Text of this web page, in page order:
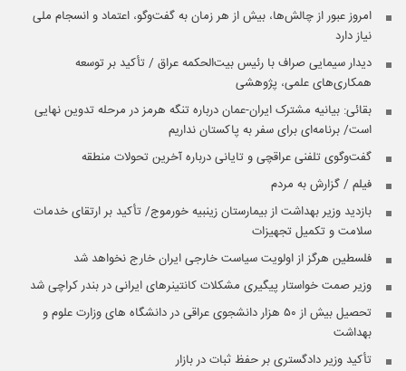
امروز عبور از چالش‌ها، بیش از هر زمان به گفت‌وگو، اعتماد و انسجام ملی
نیاز دارد
دیدار سیمایی صراف با رئیس بیت‌الحکمه عراق / تأکید بر توسعه
همکاری‌های علمی، پژوهشی
بقائی: بیانیه مشترک ایران-عمان درباره تنگه هرمز در مرحله تدوین نهایی
است/ برنامه‌ای برای سفر به پاکستان نداریم
گفت‌وگوی تلفنی عراقچی و تایانی درباره آخرین تحولات منطقه
فیلم / گزارش به مردم
بازدید وزیر بهداشت از بیمارستان زینبیه خورموج/ تأکید بر ارتقای خدمات
سلامت و تکمیل تجهیزات
فلسطین هرگز از اولویت سیاست خارجی ایران خارج نخواهد شد
وزیر صمت خواستار پیگیری مشکلات کانتینرهای ایرانی در بندر کراچی شد
تحصیل بیش از ۵۰ هزار دانشجوی عراقی در دانشگاه های وزارت علوم و
بهداشت
تأکید وزیر دادگستری بر حفظ ثبات در بازار